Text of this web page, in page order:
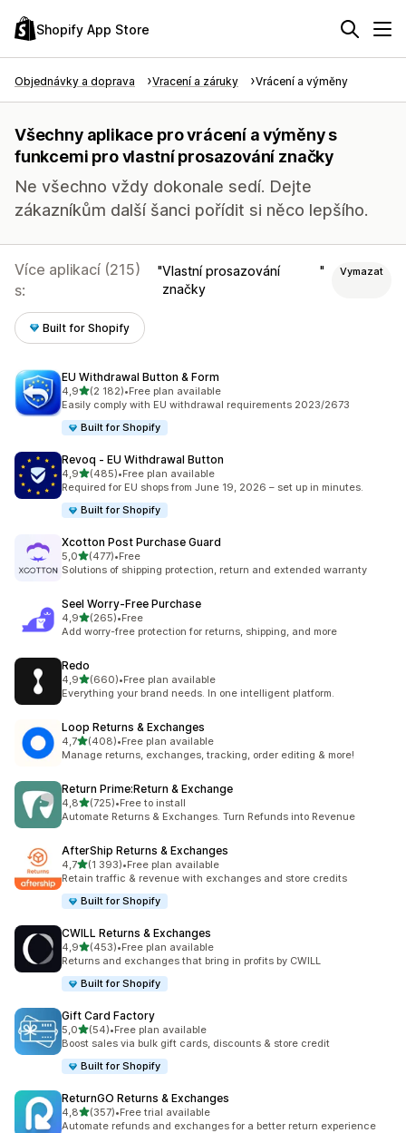
Shopify App Store
Objednávky a doprava Vracení a záruky Vrácení a výměny
Všechny aplikace pro vrácení a výměny s
funkcemi pro vlastní prosazování značky
Ne všechno vždy dokonale sedí. Dejte
zákazníkům další šanci pořídit si něco lepšího.
Více aplikací (215)
s:
Vlastní prosazování
značky
Vymazat
Built for Shopify
EU Withdrawal Button & Form
4,9z 5 hvězd
(2 182)
Celkový počet recenzí: 2182
•Free plan available
Easily comply with EU withdrawal requirements 2023/2673
Built for Shopify
Revoq ‑ EU Withdrawal Button
4,9z 5 hvězd
(485)
Celkový počet recenzí: 485
•Free plan available
Required for EU shops from June 19, 2026 – set up in minutes.
Built for Shopify
Xcotton Post Purchase Guard
5,0z 5 hvězd
(477)
Celkový počet recenzí: 477
•Free
Solutions of shipping protection, return and extended warranty
Seel Worry‑Free Purchase
4,9z 5 hvězd
(265)
Celkový počet recenzí: 265
•Free
Add worry-free protection for returns, shipping, and more
Redo
4,9z 5 hvězd
(660)
Celkový počet recenzí: 660
•Free plan available
Everything your brand needs. In one intelligent platform.
Loop Returns & Exchanges
4,7z 5 hvězd
(408)
Celkový počet recenzí: 408
•Free plan available
Manage returns, exchanges, tracking, order editing & more!
Return Prime:Return & Exchange
4,8z 5 hvězd
(725)
Celkový počet recenzí: 725
•Free to install
Automate Returns & Exchanges. Turn Refunds into Revenue
AfterShip Returns & Exchanges
4,7z 5 hvězd
(1 393)
Celkový počet recenzí: 1393
•Free plan available
Retain traffic & revenue with exchanges and store credits
Built for Shopify
CWILL Returns & Exchanges
4,9z 5 hvězd
(453)
Celkový počet recenzí: 453
•Free plan available
Returns and exchanges that bring in profits by CWILL
Built for Shopify
Gift Card Factory
5,0z 5 hvězd
(54)
Celkový počet recenzí: 54
•Free plan available
Boost sales via bulk gift cards, discounts & store credit
Built for Shopify
ReturnGO Returns & Exchanges
4,8z 5 hvězd
(357)
Celkový počet recenzí: 357
•Free trial available
Automate refunds and exchanges for a better return experience